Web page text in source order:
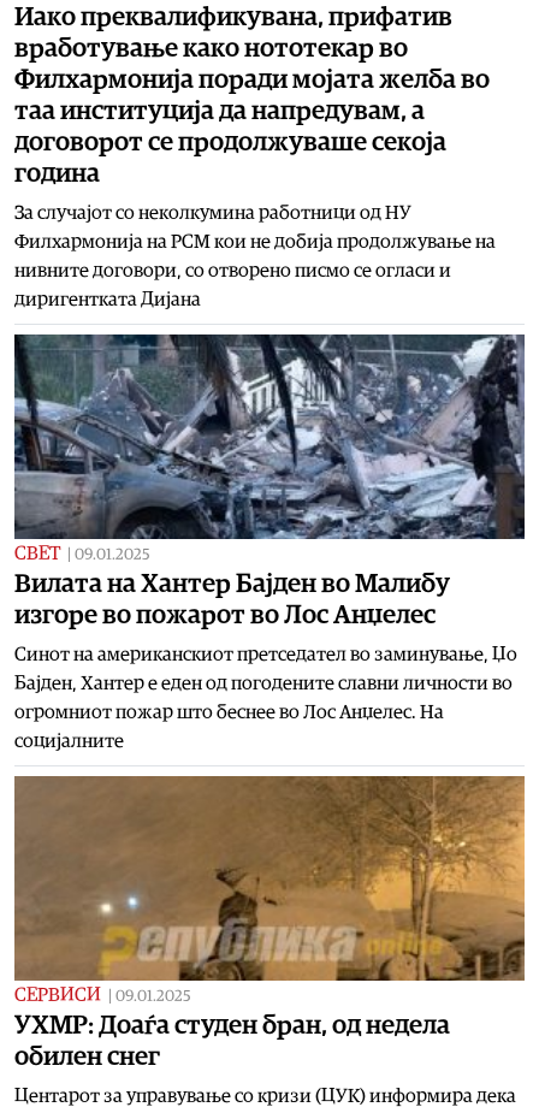
Иако преквалификувана, прифатив
вработување како нототекар во
Филхармонија поради мојата желба во
таа институција да напредувам, а
договорот се продолжуваше секоја
година
За случајот со неколкумина работници од НУ
Филхармонија на РСМ кои не добија продолжување на
нивните договори, со отворено писмо се огласи и
диригентката Дијана
СВЕТ 09.01.2025
Вилата на Хантер Бајден во Малибу
изгоре во пожарот во Лос Анџелес
Синот на американскиот претседател во заминување, Џо
Бајден, Хантер е еден од погодените славни личности во
огромниот пожар што беснее во Лос Анџелес. На
социјалните
СЕРВИСИ 09.01.2025
УХМР: Доаѓа студен бран, од недела
обилен снег
Центарот за управување со кризи (ЦУК) информира дека